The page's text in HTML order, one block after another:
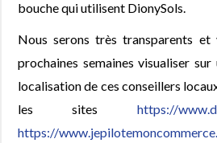
bouche qui utilisent DionySols.
Nous serons très transparents et
prochaines semaines visualiser
localisation de ces conseillers
les sites https://
https://